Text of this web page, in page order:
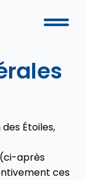
Étoiles,
(ci-après
ces